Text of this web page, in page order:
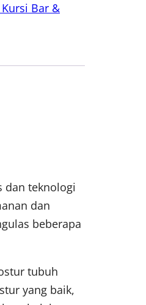
Bar &
dan teknologi
dan
beberapa
tubuh
yang baik,